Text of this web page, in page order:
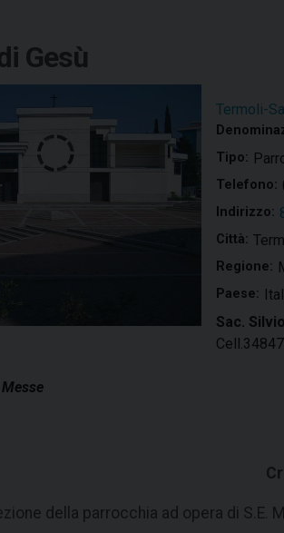
Gesù
Termoli-
Tipo:
Telefono:
Indirizzo:
Città:
Regione:
Paese:
Sac.
della parrocchia ad opera di S.E.